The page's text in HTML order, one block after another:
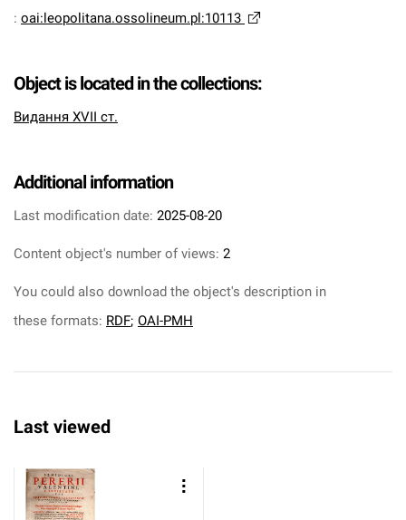
: oai:leopolitana.ossolineum.pl:10113
Object is located in the collections:
Видання XVII ст.
Additional information
Last modification date: 2025-08-20
Content object's number of views: 2
You could also download the object's description in
these formats: RDF; OAI-PMH
Last viewed